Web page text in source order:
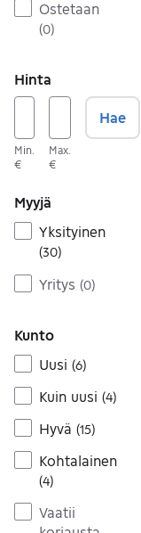
Ostetaan
(0)
Hinta
Min.
€
Max.
€
Hae
Myyjä
Yksityinen
(30)
Yritys (0)
Kunto
Uusi (6)
Kuin uusi (4)
Hyvä (15)
Kohtalainen
(4)
Vaatii